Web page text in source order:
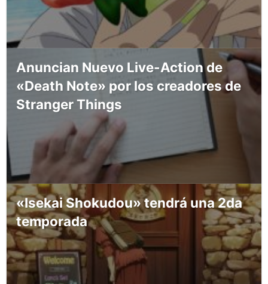
Anuncian Nuevo Live-Action de
«Death Note» por los creadores de
Stranger Things
«Isekai Shokudou» tendrá una 2da
temporada